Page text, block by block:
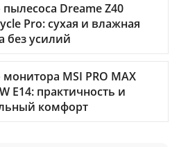
Dreame Z40
Pro: сухая и влажная
без усилий
MSI PRO MAX
E14: практичность и
комфорт